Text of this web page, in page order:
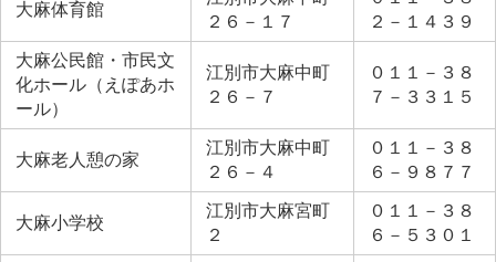
大麻体育館
２６－１７
２－１４３９
大麻公民館・市民文
化ホール（えぽあホ
ール）
江別市大麻中町
２６－７
０１１－３８
７－３３１５
大麻老人憩の家
江別市大麻中町
２６－４
０１１－３８
６－９８７７
大麻小学校
江別市大麻宮町
２
０１１－３８
６－５３０１